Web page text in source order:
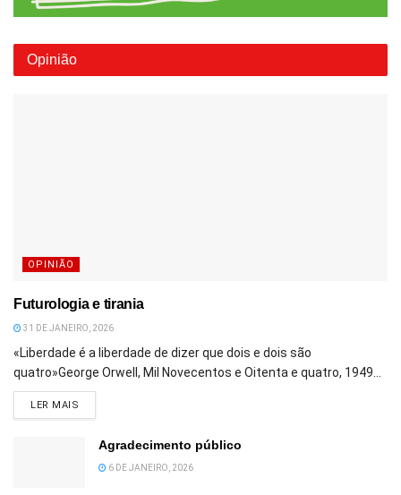
Opinião
OPINIÃO
Futurologia e tirania
31 DE JANEIRO, 2026
«Liberdade é a liberdade de dizer que dois e dois são
quatro»George Orwell, Mil Novecentos e Oitenta e quatro, 1949...
LER MAIS
Agradecimento público
6 DE JANEIRO, 2026